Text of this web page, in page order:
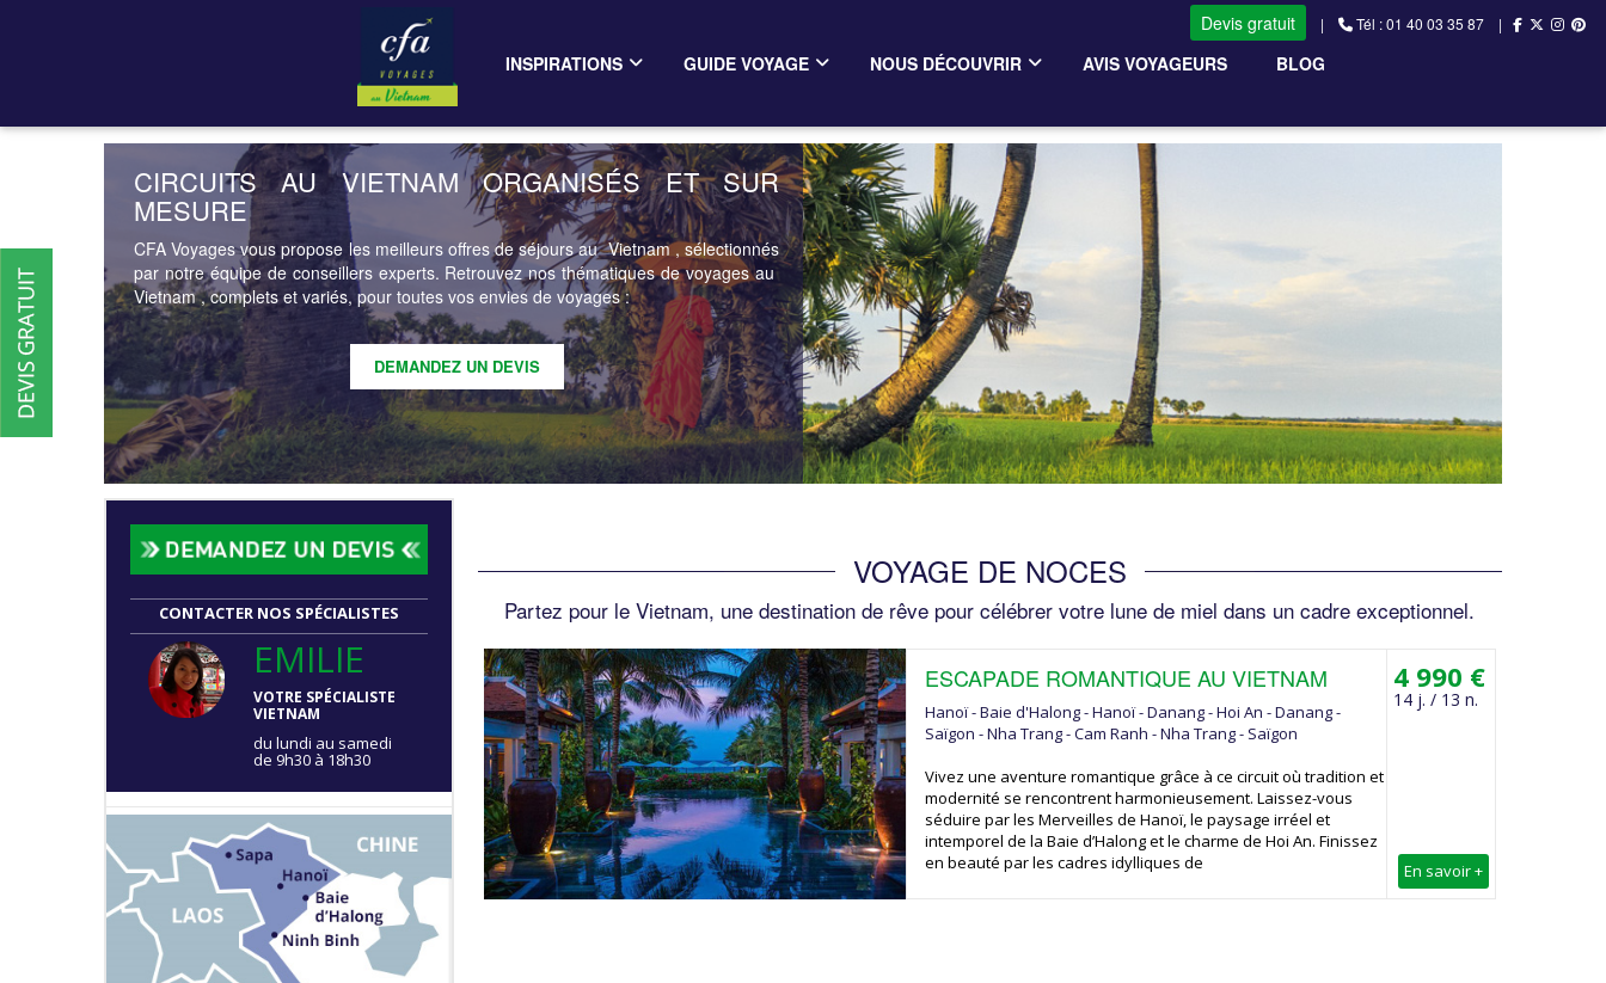
Devis gratuit | Tél : 01 40 03 35 87 |
INSPIRATIONS GUIDE VOYAGE NOUS DÉCOUVRIR AVIS VOYAGEURS BLOG
CIRCUITS AU VIETNAM ORGANISÉS ET SUR
MESURE
CFA Voyages vous propose les meilleurs offres de séjours au Vietnam , sélectionnés
par notre équipe de conseillers experts. Retrouvez nos thématiques de voyages au
Vietnam , complets et variés, pour toutes vos envies de voyages :
CONTACTER NOS SPÉCIALISTES
EMILIE
VOTRE SPÉCIALISTE
VIETNAM
du lundi au samedi
de 9h30 à 18h30
VOYAGE DE NOCES
Partez pour le Vietnam, une destination de rêve pour célébrer votre lune de miel dans un cadre exceptionnel.
4 990 €
14 j. / 13 n.
En savoir +
ESCAPADE ROMANTIQUE AU VIETNAM
Hanoï - Baie d'Halong - Hanoï - Danang - Hoi An - Danang -
Saïgon - Nha Trang - Cam Ranh - Nha Trang - Saïgon
Vivez une aventure romantique grâce à ce circuit où tradition et
modernité se rencontrent harmonieusement. Laissez-vous
séduire par les Merveilles de Hanoï, le paysage irréel et
intemporel de la Baie d’Halong et le charme de Hoi An. Finissez
en beauté par les cadres idylliques de